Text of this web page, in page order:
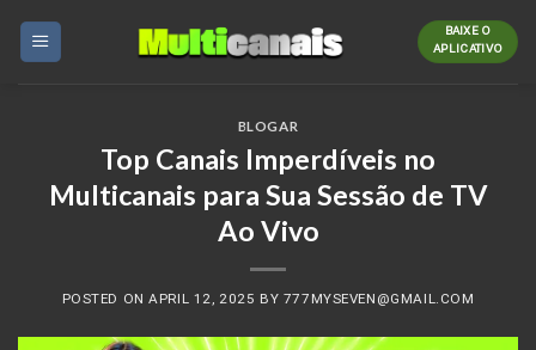
BAIXE O
APLICATIVO
BLOGAR
Top Canais Imperdíveis no
Multicanais para Sua Sessão de TV
Ao Vivo
POSTED ONAPRIL 12, 2025 BY 777MYSEVEN@GMAIL.COM